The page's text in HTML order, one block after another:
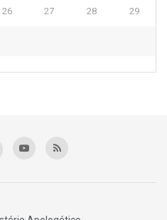
26 27 28 29